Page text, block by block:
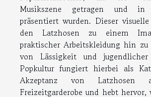
Musikszene getragen und in
präsentiert wurden. Dieser
den Latzhosen zu einem
praktischer Arbeitskleidung hin zu
von Lässigkeit und
Popkultur fungiert hierbei als
Akzeptanz von
Freizeitgarderobe und hebt